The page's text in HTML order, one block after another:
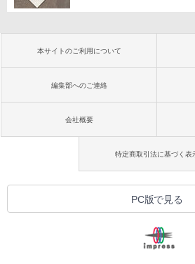
本サイトのご利用について
編集部へのご連絡
会社概要
特定商取引法に基づく表
PC版で見る